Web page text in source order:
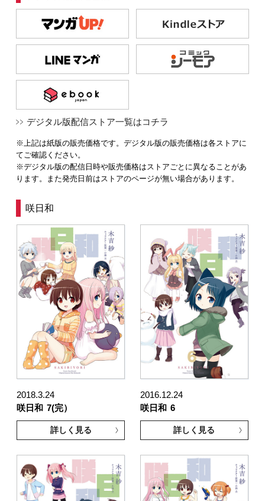
デジタル版配信ストア一覧はコチラ
※上記は紙版の販売価格です。デジタル版の販売価格は各ストアに
てご確認ください。
※デジタル版の配信日時や販売価格はストアごとに異なることがあ
ります。また発売日前はストアのページが無い場合があります。
咲日和
2018.3.24
咲日和 7(完）
詳しく見る
2016.12.24
咲日和 6
詳しく見る